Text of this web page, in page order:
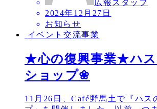
広報スタッフ
2024年12月27日
お知らせ
イベント交流事業
★心の復興事業★ハス
ショップ❀
11月26日、Café野馬土で『ハス